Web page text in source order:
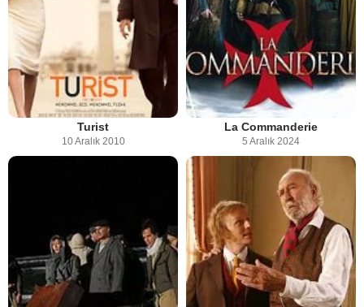
Turist
10 Aralık 2010
La Commanderie
5 Aralık 2024